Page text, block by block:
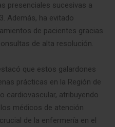
presenciales sucesivas a
Además, ha evitado
de pacientes gracias
de alta resolución.
que estos galardones
prácticas en la Región de
cardiovascular, atribuyendo
médicos de atención
de la enfermería en el